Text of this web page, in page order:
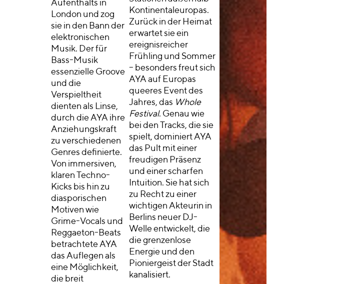
Aufenthalts in
London und zog
sie in den Bann der
elektronischen
Musik. Der für
Bass-Musik
essenzielle Groove
und die
Verspieltheit
dienten als Linse,
durch die AYA ihre
Anziehungskraft
zu verschiedenen
Genres definierte.
Von immersiven,
klaren Techno-
Kicks bis hin zu
diasporischen
Motiven wie
Grime-Vocals und
Reggaeton-Beats
betrachtete AYA
das Auflegen als
eine Möglichkeit,
die breit
Kontinentaleuropas.
Zurück in der Heimat
erwartet sie ein
ereignisreicher
Frühling und Sommer
– besonders freut sich
AYA auf Europas
queeres Event des
Jahres, das Whole
Festival. Genau wie
bei den Tracks, die sie
spielt, dominiert AYA
das Pult mit einer
freudigen Präsenz
und einer scharfen
Intuition. Sie hat sich
zu Recht zu einer
wichtigen Akteurin in
Berlins neuer DJ-
Welle entwickelt, die
die grenzenlose
Energie und den
Pioniergeist der Stadt
kanalisiert.